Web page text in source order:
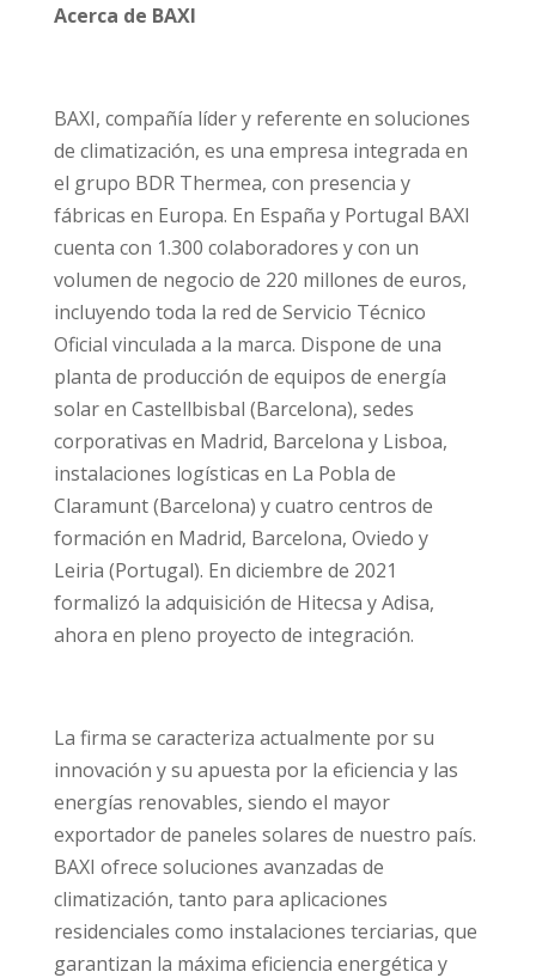
Acerca de BAXI
BAXI, compañía líder y referente en soluciones
de climatización, es una empresa integrada en
el grupo BDR Thermea, con presencia y
fábricas en Europa. En España y Portugal BAXI
cuenta con 1.300 colaboradores y con un
volumen de negocio de 220 millones de euros,
incluyendo toda la red de Servicio Técnico
Oficial vinculada a la marca. Dispone de una
planta de producción de equipos de energía
solar en Castellbisbal (Barcelona), sedes
corporativas en Madrid, Barcelona y Lisboa,
instalaciones logísticas en La Pobla de
Claramunt (Barcelona) y cuatro centros de
formación en Madrid, Barcelona, Oviedo y
Leiria (Portugal). En diciembre de 2021
formalizó la adquisición de Hitecsa y Adisa,
ahora en pleno proyecto de integración.
La firma se caracteriza actualmente por su
innovación y su apuesta por la eficiencia y las
energías renovables, siendo el mayor
exportador de paneles solares de nuestro país.
BAXI ofrece soluciones avanzadas de
climatización, tanto para aplicaciones
residenciales como instalaciones terciarias, que
garantizan la máxima eficiencia energética y